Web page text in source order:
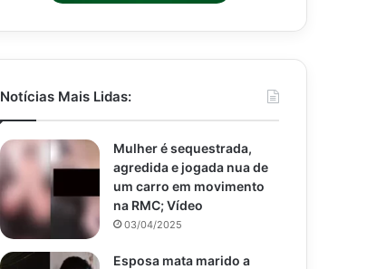
Notícias Mais Lidas:
Mulher é sequestrada,
agredida e jogada nua de
um carro em movimento
na RMC; Vídeo
03/04/2025
Esposa mata marido a